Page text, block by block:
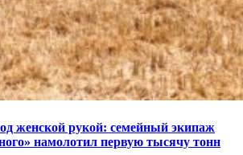
женской рукой: семейный экипаж
намолотил первую тысячу тонн